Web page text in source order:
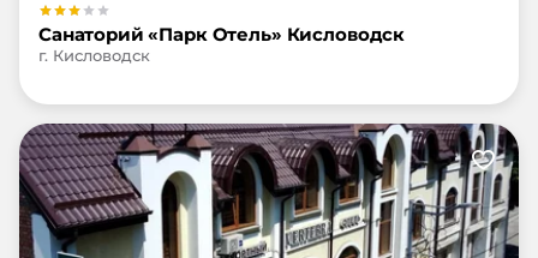
Санаторий «Парк Отель» Кисловодск
г. Кисловодск